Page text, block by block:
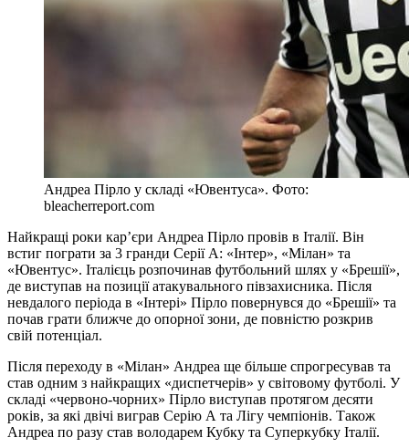
Андреа Пірло у складі «Ювентуса». Фото:
bleacherreport.com
Найкращі роки кар’єри Андреа Пірло провів в Італії. Він
встиг пограти за 3 гранди Серії А: «Інтер», «Мілан» та
«Ювентус». Італієць розпочинав футбольний шлях у «Брешії»,
де виступав на позиції атакувального півзахисника. Після
невдалого періода в «Інтері» Пірло повернувся до «Брешії» та
почав грати ближче до опорної зони, де повністю розкрив
свій потенціал.
Після переходу в «Мілан» Андреа ще більше спрогресував та
став одним з найкращих «диспетчерів» у світовому футболі. У
складі «червоно-чорних» Пірло виступав протягом десяти
років, за які двічі виграв Серію А та Лігу чемпіонів. Також
Андреа по разу став володарем Кубку та Суперкубку Італії.